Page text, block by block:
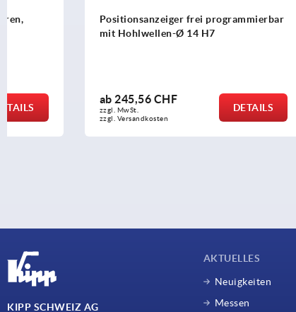
Positionsanzeiger frei programmierbar
mit Hohlwellen-Ø 14 H7
245,56 CHF
zzgl. MwSt.
zzgl. Versandkosten
zzgl. MwSt.
zzgl.
KIPP SCHWEIZ AG
AKTUELLES
Neuigkeiten
Messen